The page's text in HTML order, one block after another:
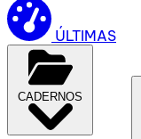
ÚLTIMAS
CADERNOS